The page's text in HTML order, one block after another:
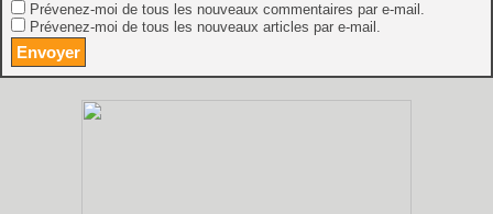
Prévenez-moi de tous les nouveaux commentaires par e-mail.
Prévenez-moi de tous les nouveaux articles par e-mail.